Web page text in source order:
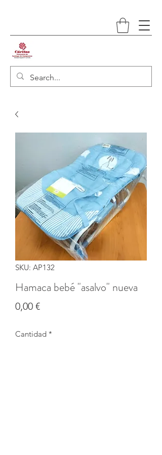
SKU: AP132
Hamaca bebé "asalvo" nueva
0,00 €Precio
Cantidad *